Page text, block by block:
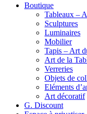
Boutique
Tableaux –
Sculptures
Luminaires
Mobilier
Tapis – Art
Art de la
Verreries
Objets de
Eléments
Art décoratif
G. Discount